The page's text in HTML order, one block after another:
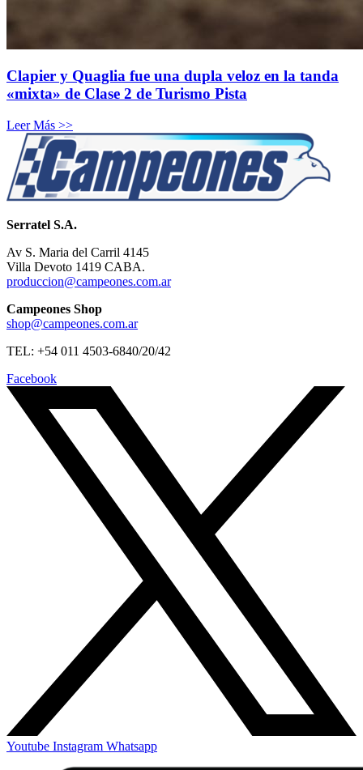
Clapier y Quaglia fue una dupla veloz en la tanda
«mixta» de Clase 2 de Turismo Pista
Leer Más >>
Serratel S.A.
Av S. Maria del Carril 4145
Villa Devoto 1419 CABA.
produccion@campeones.com.ar
Campeones Shop
shop@campeones.com.ar
TEL: +54 011 4503-6840/20/42
Facebook
Youtube Instagram Whatsapp